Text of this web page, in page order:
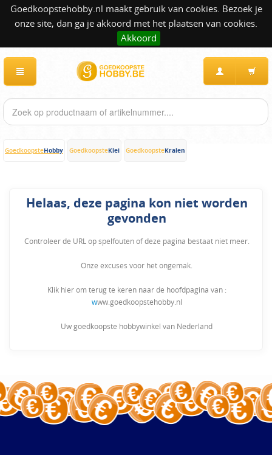
Goedkoopstehobby.nl maakt gebruik van cookies. Bezoek je
onze site, dan ga je akkoord met het plaatsen van cookies.
Akkoord
GoedkoopsteHobby GoedkoopsteKlei GoedkoopsteKralen
Helaas, deze pagina kon niet worden
gevonden
Controleer de URL op spelfouten of deze pagina bestaat niet meer.
Onze excuses voor het ongemak.
Klik hier om terug te keren naar de hoofdpagina van :
www.goedkoopstehobby.nl
Uw goedkoopste hobbywinkel van Nederland